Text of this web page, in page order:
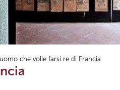
che volle farsi re di Francia